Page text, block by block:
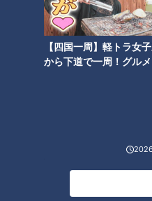
【四国一周】軽トラ女
から下道で一周！グル